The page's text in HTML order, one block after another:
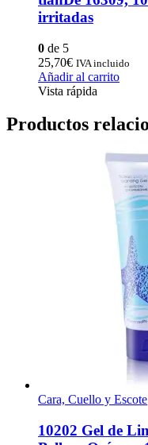
irritadas
0 de 5
25,70€ IVA incluido
Añadir al carrito
Vista rápida
Productos
Cara, Cuello y Escote
10202 Gel de